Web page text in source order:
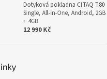
Dotyková pokladna CITAQ T80
Single, All-in-One, Android, 2GB
+ 4GB
12 990 Kč